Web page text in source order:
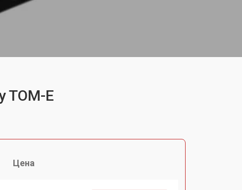
TOM-E
Цена